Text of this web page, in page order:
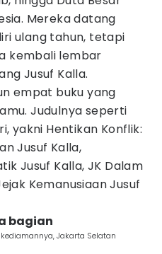
Mereka datang
ulang tahun, tetapi
kembali lembar
Jusuf Kalla.
empat buku yang
Judulnya seperti
yakni Hentikan Konflik:
Jusuf Kalla,
Jusuf Kalla, JK Dalam
Kemanusiaan Jusuf
bagian
Jakarta Selatan